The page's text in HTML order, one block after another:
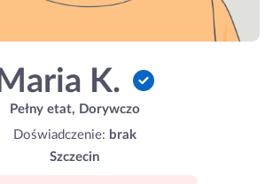
Maria K.
Pełny etat, Dorywczo
Doświadczenie: brak
Szczecin